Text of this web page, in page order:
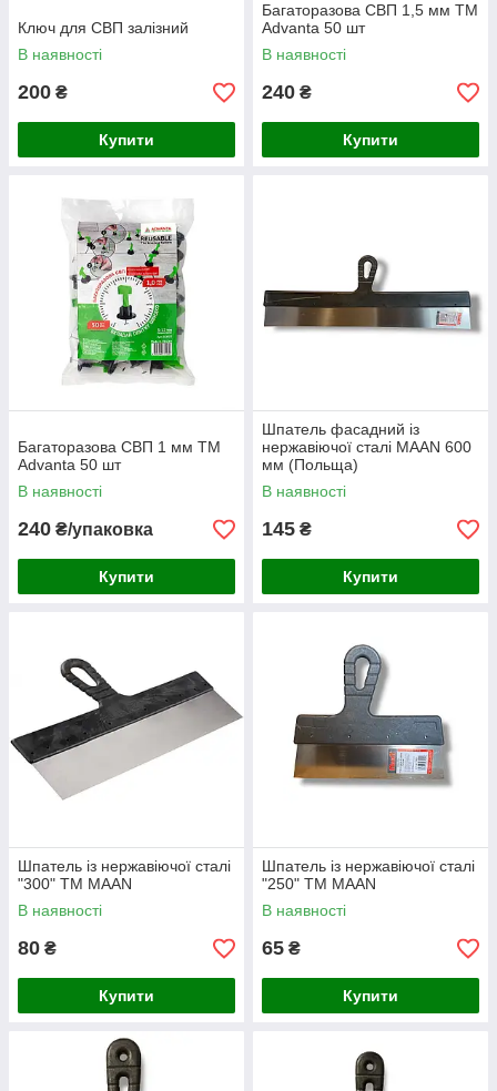
Ключ для СВП залізний
В наявності
200 ₴
Купити
Багаторазова СВП 1,5 мм ТМ
Advanta 50 шт
В наявності
240 ₴
Купити
Багаторазова СВП 1 мм ТМ
Advanta 50 шт
В наявності
240 ₴/упаковка
Купити
Шпатель фасадний із
нержавіючої сталі MAAN 600
мм (Польща)
В наявності
145 ₴
Купити
Шпатель із нержавіючої сталі
"300" ТМ MAAN
В наявності
80 ₴
Купити
Шпатель із нержавіючої сталі
"250" ТМ MAAN
В наявності
65 ₴
Купити